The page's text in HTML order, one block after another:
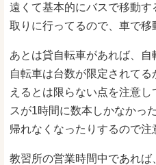
遠くて基本的にバスで移動
取りに行ってるので、車で移
あとは貸自転車があれば、
自転車は台数が限定されて
えるとは限らない点を注意
スが1時間に数本しかなかっ
帰れなくなったりするので注
教習所の営業時間中であれ